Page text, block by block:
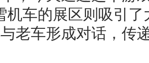
机车的展区则吸引
老车形成对话，传